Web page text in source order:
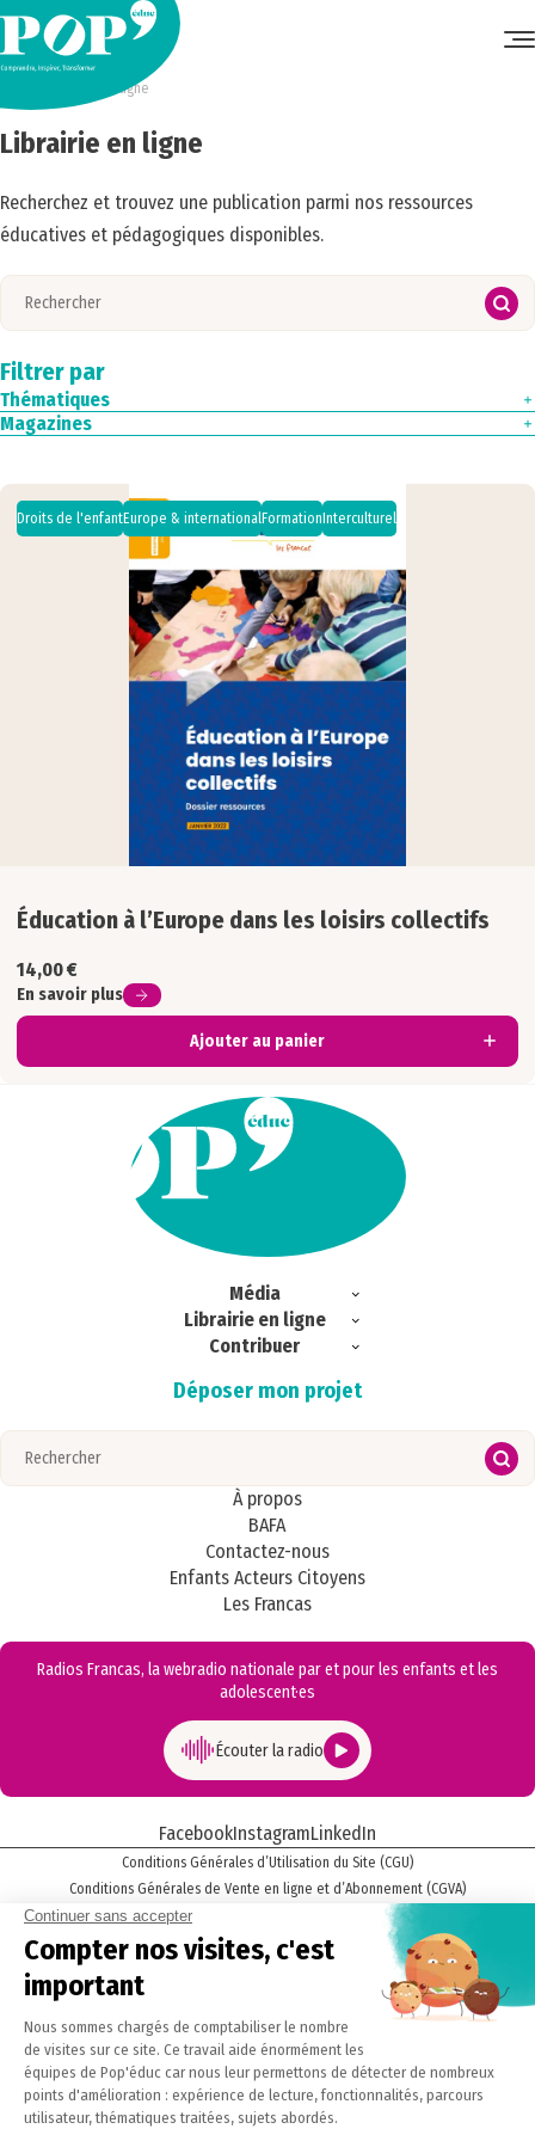
Librairie en ligne
Filtrer par
Thématiques
Culture
Éducation aux médias
Espaces éducatifs
Europe & international
Sciences & numérique
Magazines
Magazine N°2
Magazine N°1
Librairie en ligne
Recherchez et trouvez une publication parmi nos ressources
éducatives et pédagogiques disponibles.
Droits de l'enfantEurope & internationalFormation Interculturel
Éducation à l’Europe dans les loisirs collectifs
14,00€
En savoir plus
Ajouter au panier
Média
Exclu web
Portrait
Librairie en ligne
Magazines
Contribuer
S’abonner
Déposer mon projet
À propos
BAFA
Contactez-nous
Enfants Acteurs Citoyens
Les Francas
Radios Francas, la webradio nationale par et pour les enfants et les
adolescent·es
Écouter la radio
FacebookInstagramLinkedIn
Conditions Générales d’Utilisation du Site (CGU)
Conditions Générales de Vente en ligne et d’Abonnement (CGVA)
Politique Cookies
Politique de confidentialité